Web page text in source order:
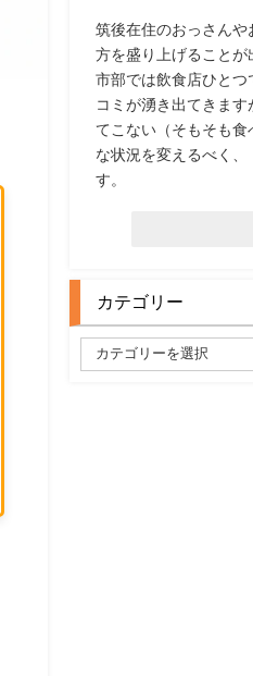
筑後在住のおっさん
方を盛り上げること
市部では飲食店ひとつ
コミが湧き出てきま
てこない（そもそも
な状況を変えるべく、
す。
カテゴリー